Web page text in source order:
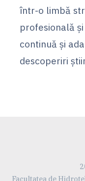
într-o limbă
profesională
continuă şi
descoperiri
Facultatea de